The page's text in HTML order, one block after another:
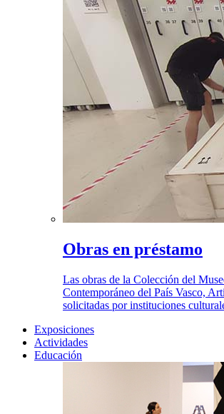
Obras en préstamo
Las obras de la Colección del
Contemporáneo del País Vasco,
solicitadas por instituciones
Exposiciones
Actividades
Educación